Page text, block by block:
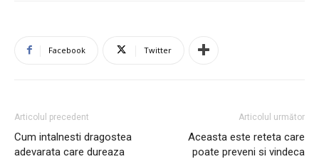
Facebook Twitter
Articolul precedent
Cum intalnesti dragostea
adevarata care dureaza
Articolul următor
Aceasta este reteta care
poate preveni si vindeca